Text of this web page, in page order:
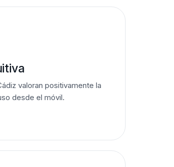
valoran positivamente la
desde el móvil.